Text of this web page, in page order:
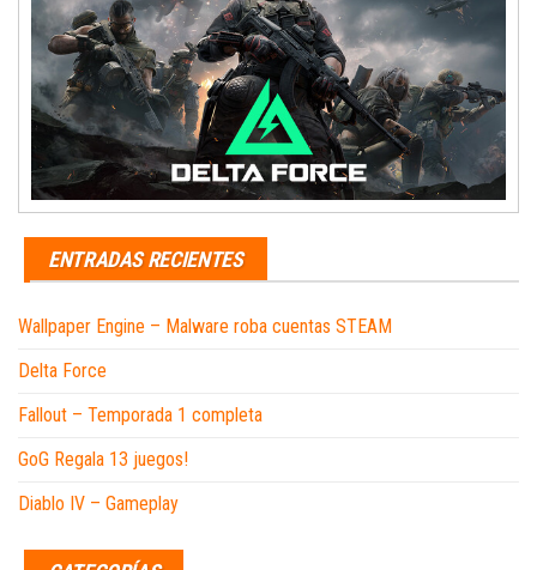
ENTRADAS RECIENTES
Wallpaper Engine – Malware roba cuentas STEAM
Delta Force
Fallout – Temporada 1 completa
GoG Regala 13 juegos!
Diablo IV – Gameplay